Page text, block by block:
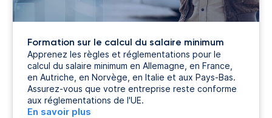
Formation sur le calcul du salaire minimum
Apprenez les règles et réglementations pour le
calcul du salaire minimum en Allemagne, en France,
en Autriche, en Norvège, en Italie et aux Pays-Bas.
Assurez-vous que votre entreprise reste conforme
aux réglementations de l'UE.
En savoir plus